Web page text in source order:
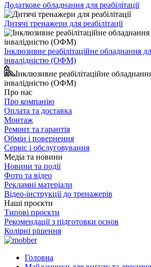
Додаткове обладнання для реабілітації
Дитячі тренажери для реабілітації
Інклюзивне реабілітаційне обладнання
інвалідністю (ОФМ)
Інклюзивне реабілітаційне
інвалідністю (ОФМ)
Про нас
Про компанію
Оплата та доставка
Монтаж
Ремонт та гарантія
Обмін і повернення
Сервіс і обслуговування
Медіа та новини
Новини та події
Фото та відео
Рекламні матеріали
Відео-інструкції до тренажерів
Наші проєкти
Типові проєкти
Рекомендації з підготовки основ
Колірні рішення
Головна